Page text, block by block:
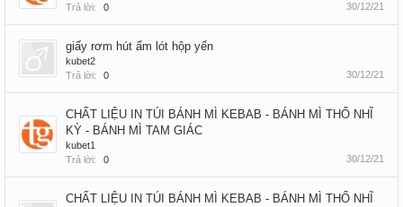
Trả lời:
0 30/12/21
giấy rơm hút ẩm lót hộp yến
kubet2
Trả lời:
0 30/12/21
CHẤT LIỆU IN TÚI BÁNH MÌ KEBAB - BÁNH MÌ THỔ NHĨ
KỲ - BÁNH MÌ TAM GIÁC
kubet1
Trả lời:
0 30/12/21
CHẤT LIỆU IN TÚI BÁNH MÌ KEBAB - BÁNH MÌ THỔ NHĨ